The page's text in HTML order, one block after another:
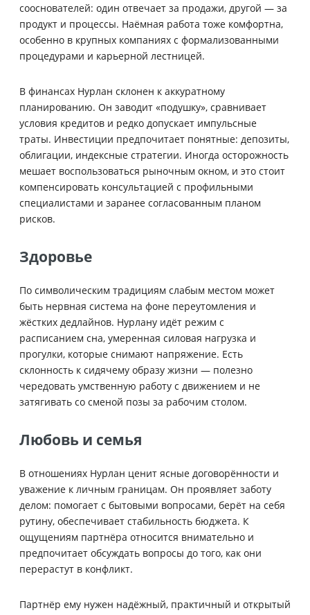
сооснователей: один отвечает за продажи, другой — за
продукт и процессы. Наёмная работа тоже комфортна,
особенно в крупных компаниях с формализованными
процедурами и карьерной лестницей.
В финансах Нурлан склонен к аккуратному
планированию. Он заводит «подушку», сравнивает
условия кредитов и редко допускает импульсные
траты. Инвестиции предпочитает понятные: депозиты,
облигации, индексные стратегии. Иногда осторожность
мешает воспользоваться рыночным окном, и это стоит
компенсировать консультацией с профильными
специалистами и заранее согласованным планом
рисков.
Здоровье
По символическим традициям слабым местом может
быть нервная система на фоне переутомления и
жёстких дедлайнов. Нурлану идёт режим с
расписанием сна, умеренная силовая нагрузка и
прогулки, которые снимают напряжение. Есть
склонность к сидячему образу жизни — полезно
чередовать умственную работу с движением и не
затягивать со сменой позы за рабочим столом.
Любовь и семья
В отношениях Нурлан ценит ясные договорённости и
уважение к личным границам. Он проявляет заботу
делом: помогает с бытовыми вопросами, берёт на себя
рутину, обеспечивает стабильность бюджета. К
ощущениям партнёра относится внимательно и
предпочитает обсуждать вопросы до того, как они
перерастут в конфликт.
Партнёр ему нужен надёжный, практичный и открытый